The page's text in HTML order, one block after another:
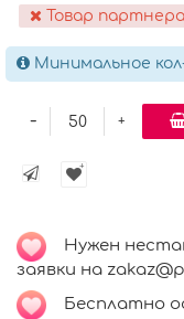
Товар партнера
Минимальное
+
-
Нужен
заявки на
Бесплатно